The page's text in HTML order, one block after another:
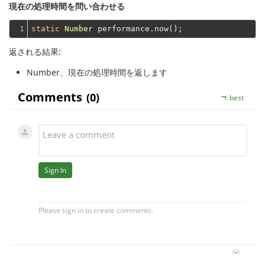
現在の処理時間を問い合わせる
1 static Number
返される結果:
Number、現在の処理時間を返します